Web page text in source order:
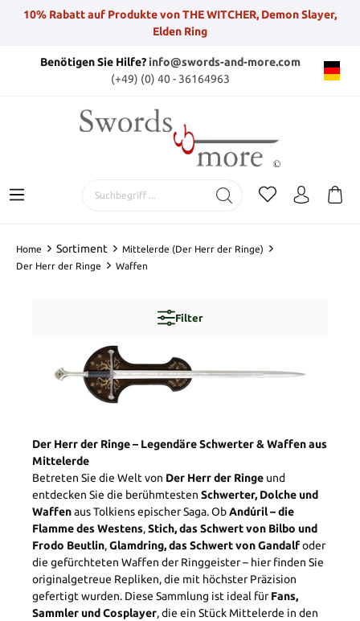
10% Rabatt auf Produkte von THE WITCHER, Demon Slayer,
Elden Ring
Benötigen Sie Hilfe?info@swords-and-more.com
(+49) (0) 40 - 36164963
Home Sortiment
Mittelerde (Der Herr der Ringe)
Der Herr der Ringe
Waffen
Filter
Der Herr der Ringe – Legendäre Schwerter & Waffen aus
Mittelerde
Betreten Sie die Welt von Der Herr der Ringe und
entdecken Sie die berühmtesten Schwerter, Dolche und
Waffenaus Tolkiens epischer Saga. ObAndúril – die
Flamme des Westens,Stich, das Schwert von Bilbo und
Frodo Beutlin,Glamdring, das Schwert von Gandalfoder
die gefürchteten Waffen der Ringgeister – hier finden Sie
originalgetreue Repliken, die mit höchster Präzision
gefertigt wurden. Diese Sammlung ist ideal fürFans,
Sammler und Cosplayer, die ein Stück Mittelerde in den